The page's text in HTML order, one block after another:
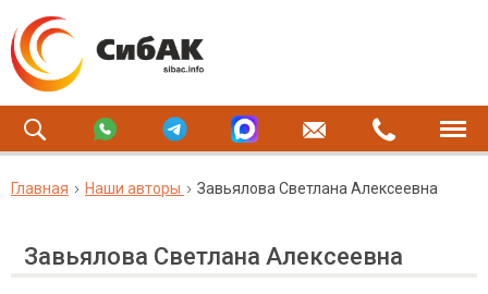
Главная Наши авторы Завьялова Светлана Алексеевна
Завьялова Светлана Алексеевна